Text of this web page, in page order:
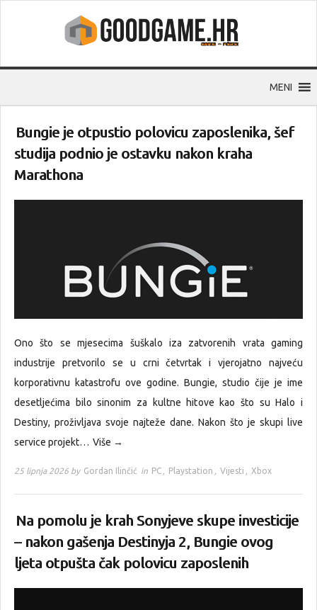
MENI
Bungie je otpustio polovicu zaposlenika, šef
studija podnio je ostavku nakon kraha
Marathona
Ono što se mjesecima šuškalo iza zatvorenih vrata gaming
industrije pretvorilo se u crni četvrtak i vjerojatno najveću
korporativnu katastrofu ove godine. Bungie, studio čije je ime
desetljećima bilo sinonim za kultne hitove kao što su Halo i
Destiny, proživljava svoje najteže dane. Nakon što je skupi live
service projekt… Više →
25 lipnja 2026 by Gordan Ilinčić in PC , Playstation , Vijesti , Xbox
Na pomolu je krah Sonyjeve skupe investicije
– nakon gašenja Destinyja 2, Bungie ovog
ljeta otpušta čak polovicu zaposlenih